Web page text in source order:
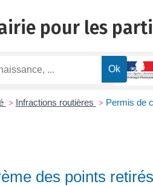
pour les
> Infractions routières > Permis de
des pointsPaëlla –